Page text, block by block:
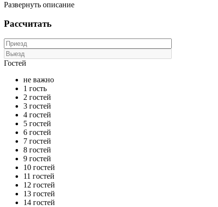
Развернуть описание
Рассчитать
Гостей
не важно
1 гость
2 гостей
3 гостей
4 гостей
5 гостей
6 гостей
7 гостей
8 гостей
9 гостей
10 гостей
11 гостей
12 гостей
13 гостей
14 гостей